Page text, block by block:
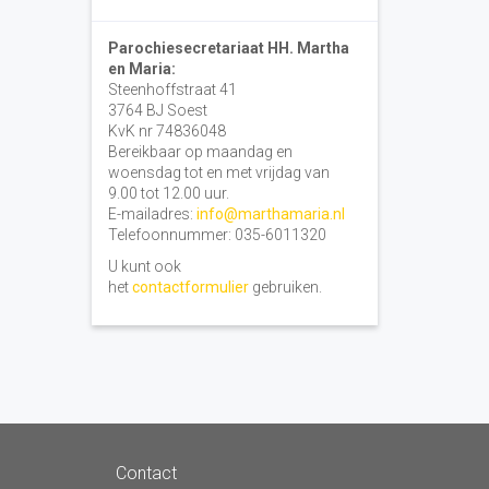
Parochiesecretariaat HH. Martha
en Maria:
Steenhoffstraat 41
3764 BJ Soest
KvK nr 74836048
Bereikbaar op maandag en
woensdag tot en met vrijdag van
9.00 tot 12.00 uur.
E-mailadres: info@marthamaria.nl
Telefoonnummer: 035-6011320
U kunt ook
hetcontactformuliergebruiken.
Contact